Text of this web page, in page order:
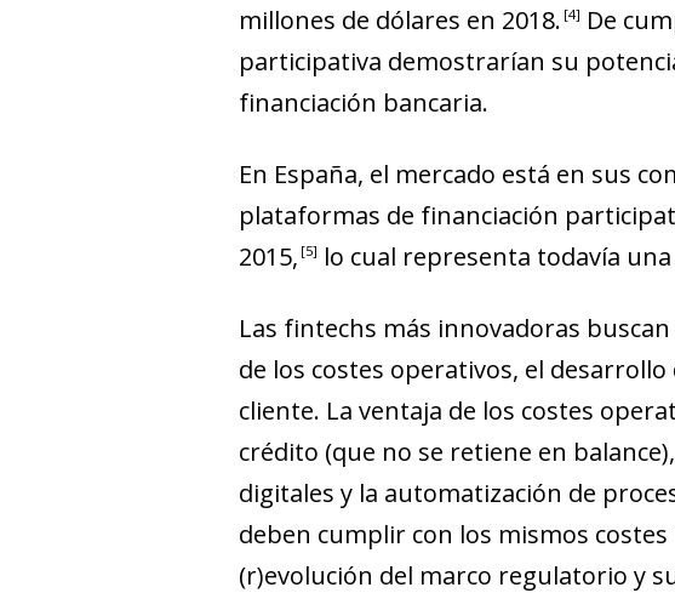
millones de dólares en 2018. 4
De
participativa demostrarían su
financiación bancaria.
En España, el mercado está en sus
plataformas de financiación
2015, 5 lo cual representa todavía
Las fintechs más innovadoras
de los costes operativos, el
cliente. La ventaja de los costes
crédito (que no se retiene en
digitales y la automatización de
deben cumplir con los mismos
(r)evolución del marco regulatorio y